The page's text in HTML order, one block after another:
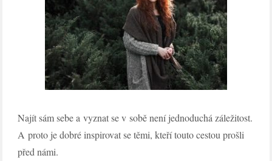
Najít sám sebe a vyznat se v sobě není jednoduchá záležitost.
A proto je dobré inspirovat se těmi, kteří touto cestou prošli
před námi.